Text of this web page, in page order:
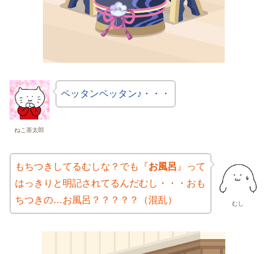
ねこ茶太郎
ペッタンペッタン♪・・・
むし
もちつきしてるむしな？でも『お風呂 』って
はっきりと明記されてるんだむし・・・おも
ちつきの…お風呂？？？？？（混乱）